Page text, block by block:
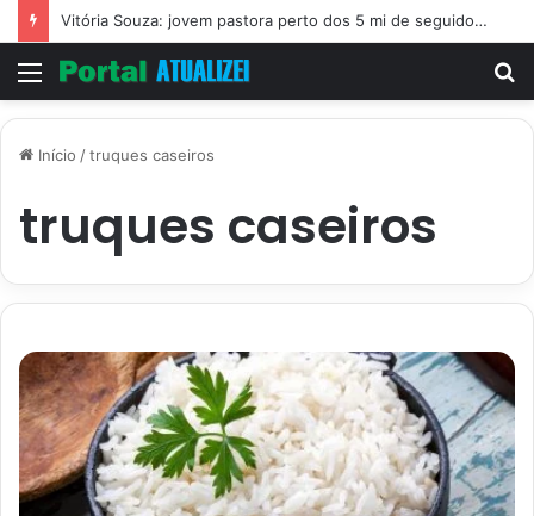
Vitória Souza: jovem pastora perto dos 5 mi de seguidores na web
Menu
Início /truques caseiros
truques caseiros